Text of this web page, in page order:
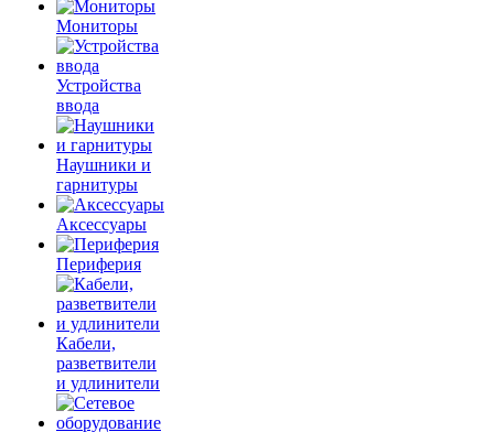
Мониторы
Устройства
ввода
Наушники и
гарнитуры
Аксессуары
Периферия
Кабели,
разветвители
и удлинители